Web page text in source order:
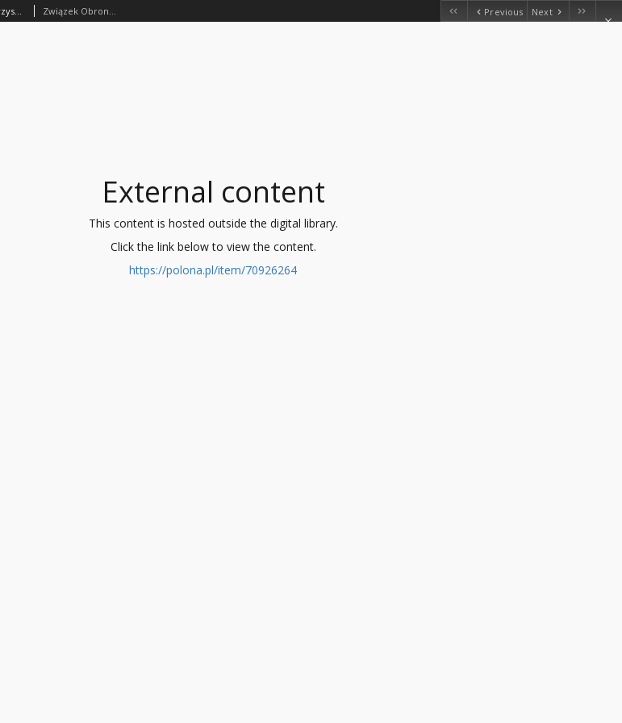
Statut Związku Obrony Kresów Zachodnich stowarzyszenia wpisanego Związek Obrony Kresów Zachodnich Previous Next
External content
This content is hosted outside the digital library.
Click the link below to view the content.
https://polona.pl/item/70926264